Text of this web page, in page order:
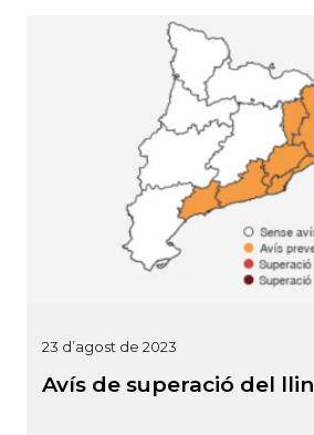
23 d’agost de 2023
Avís de superació del